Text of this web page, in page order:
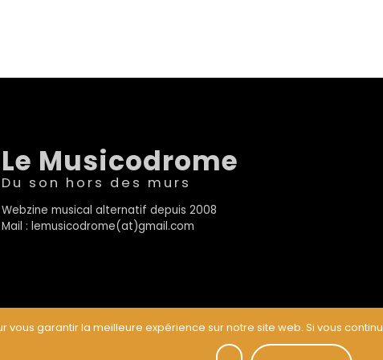
Le Musicodrome
Du son hors des murs
Webzine musical alternatif depuis 2008
Mail : lemusicodrome(at)gmail.com
vous garantir la meilleure expérience sur notre site web. Si vous